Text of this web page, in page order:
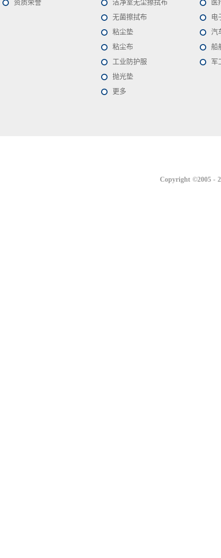
资质荣誉
洁净室无尘擦拭布
无菌擦拭布
粘尘垫
粘尘布
工业防护服
抛光垫
更多
医
电
汽
船
军
Copyright ©2005 -